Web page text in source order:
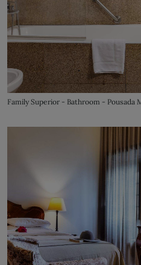
Family Superior - Bathroom - Pousada